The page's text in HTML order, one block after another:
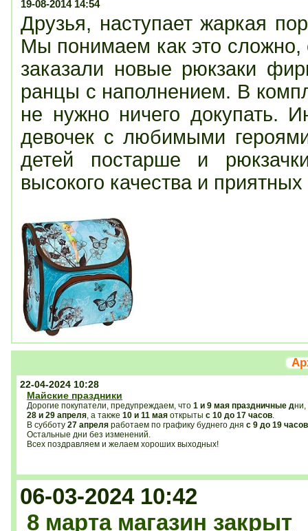
19-08-2014 14:54
Друзья, наступает жаркая
Мы понимаем как это сложно,
заказали новые рюкзаки
ранцы с наполнением. В
не нужно ничего докупать.
девочек с любимыми
детей постарше и
высокого качества и
22-04-2024 10:28
Майские праздники
Дорогие покупатели, предупреждаем, что 1 и 9 мая праздничные дни,
28 и 29 апреля, а также 10 и 11 мая открыты с 10 до 17 часов.
В субботу 27 апреля работаем по графику буднего дня с 9 до 19 часов
Остальные дни без изменений.
Всех поздравляем и желаем хороших выходных!
06-03-2024 10:42
8 марта магазин закрыт